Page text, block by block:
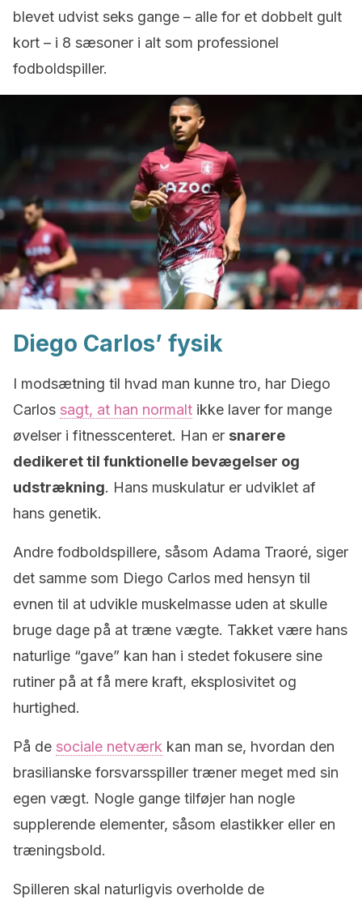
blevet udvist seks gange – alle for et dobbelt gult
kort – i 8 sæsoner i alt som professionel
fodboldspiller.
Diego Carlos’ fysik
I modsætning til hvad man kunne tro, har Diego
Carlos sagt, at han normalt ikke laver for mange
øvelser i fitnesscenteret. Han er snarere
dedikeret til funktionelle bevægelser og
udstrækning. Hans muskulatur er udviklet af
hans genetik.
Andre fodboldspillere, såsom Adama Traoré, siger
det samme som Diego Carlos med hensyn til
evnen til at udvikle muskelmasse uden at skulle
bruge dage på at træne vægte. Takket være hans
naturlige “gave” kan han i stedet fokusere sine
rutiner på at få mere kraft, eksplosivitet og
hurtighed.
På de sociale netværk kan man se, hvordan den
brasilianske forsvarsspiller træner meget med sin
egen vægt. Nogle gange tilføjer han nogle
supplerende elementer, såsom elastikker eller en
træningsbold.
Spilleren skal naturligvis overholde de